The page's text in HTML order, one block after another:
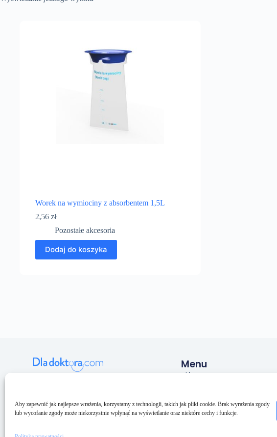
Aby zapewnić jak najlepsze wrażenia, korzystamy z technologii, takich jak pliki cookie. Brak wyrażenia zgody
lub wycofanie zgody może niekorzystnie wpłynąć na wyświetlanie oraz niektóre cechy i funkcje.
Worek na wymiociny z absorbentem 1,5L
2,56 zł
Pozostałe akcesoria
Dodaj do koszyka
KRS: 0000688094
BDO: 000159073
Menu
Sklep
Kontakt